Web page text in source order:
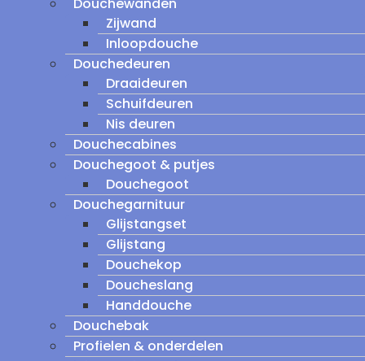
Zijwand
Inloopdouche
Douchedeuren
Draaideuren
Schuifdeuren
Nis deuren
Douchecabines
Douchegoot & putjes
Douchegoot
Douchegarnituur
Glijstangset
Glijstang
Douchekop
Doucheslang
Handdouche
Douchebak
Profielen & onderdelen